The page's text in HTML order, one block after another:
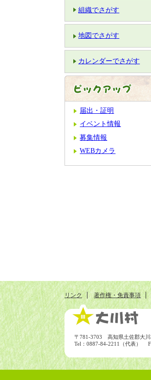
組織でさがす
地図でさがす
カレンダーでさがす
届出・証明
イベント情報
募集情報
WEBカメラ
リンク 著作権・免責事項
〒781-3703 高知県土佐郡大川
Tel：0887-84-2211（代表）